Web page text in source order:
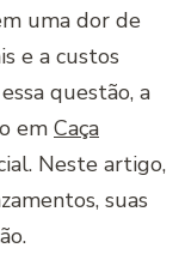
uma dor de
e a custos
questão, a
em Caça
Neste artigo,
suas